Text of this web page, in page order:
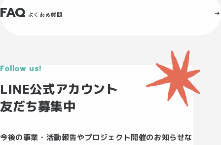
FAQ よくある質問
Follow us!
LINE公式アカウント
友だち募集中
今後の事業・活動報告やプロジェクト開催のお知らせな